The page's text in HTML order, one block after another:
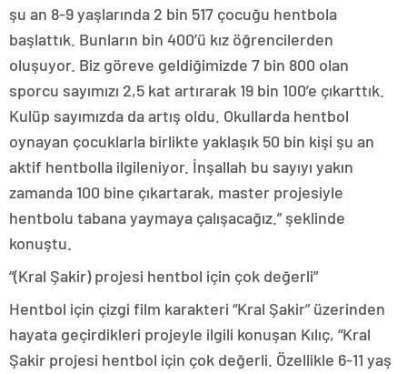
şu an 8-9 yaşlarında 2 bin 517 çocuğu hentbola
başlattık. Bunların bin 400’ü kız öğrencilerden
oluşuyor. Biz göreve geldiğimizde 7 bin 800 olan
sporcu sayımızı 2,5 kat artırarak 19 bin 100’e çıkarttık.
Kulüp sayımızda da artış oldu. Okullarda hentbol
oynayan çocuklarla birlikte yaklaşık 50 bin kişi şu an
aktif hentbolla ilgileniyor. İnşallah bu sayıyı yakın
zamanda 100 bine çıkartarak, master projesiyle
hentbolu tabana yaymaya çalışacağız.” şeklinde
konuştu.
“(Kral Şakir) projesi hentbol için çok değerli”
Hentbol için çizgi film karakteri “Kral Şakir” üzerinden
hayata geçirdikleri projeyle ilgili konuşan Kılıç, “Kral
Şakir projesi hentbol için çok değerli. Özellikle 6-11 yaş